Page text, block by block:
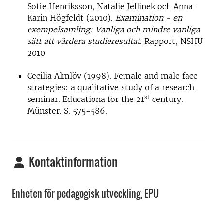
Sofie Henriksson, Natalie Jellinek och Anna-
Karin Högfeldt (2010). Examination - en
exempelsamling: Vanliga och mindre vanliga
sätt att värdera studieresultat. Rapport, NSHU
2010.
Cecilia Almlöv (1998). Female and male face
strategies: a qualitative study of a research
seminar. Educationa for the 21st century.
Münster. S. 575-586.
Kontaktinformation
Enheten för pedagogisk utveckling, EPU